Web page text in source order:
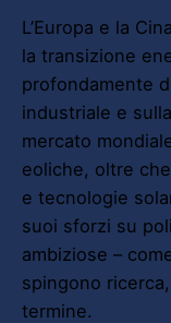
L’Europa e la
la transizione
profondamente
industriale e
mercato
eoliche, oltre
e tecnologie
suoi sforzi su
ambiziose –
spingono
termine.